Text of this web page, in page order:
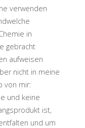
verwenden
in
gebracht
aufweisen
nicht in meine
von mir:
und keine
ist,
und um